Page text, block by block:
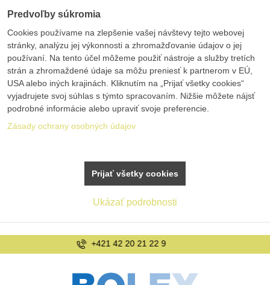
info@bolex.sk
Predvoľby súkromia
Cookies používame na zlepšenie vašej návštevy tejto webovej
stránky, analýzu jej výkonnosti a zhromažďovanie údajov o jej
používaní. Na tento účel môžeme použiť nástroje a služby tretích
strán a zhromaždené údaje sa môžu preniesť k partnerom v EÚ,
USA alebo iných krajinách. Kliknutím na „Prijať všetky cookies“
vyjadrujete svoj súhlas s týmto spracovaním. Nižšie môžete nájsť
podrobné informácie alebo upraviť svoje preferencie.
Zásady ochrany osobných údajov
Ukázať podrobnosti
Prijať všetky cookies